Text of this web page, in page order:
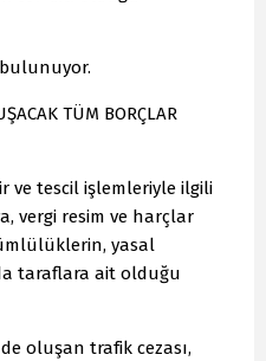
TÜM BORÇLAR
ve tescil işlemleriyle ilgili
vergi resim ve harçlar
yasal
taraflara ait olduğu
oluşan trafik cezası,